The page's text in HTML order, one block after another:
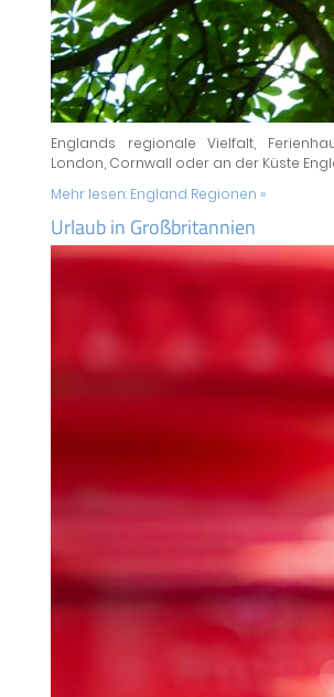
Englands regionale Vielfalt,
London, Cornwall oder an der Küste
Mehr lesen: England Regionen »
Urlaub in Großbritannien